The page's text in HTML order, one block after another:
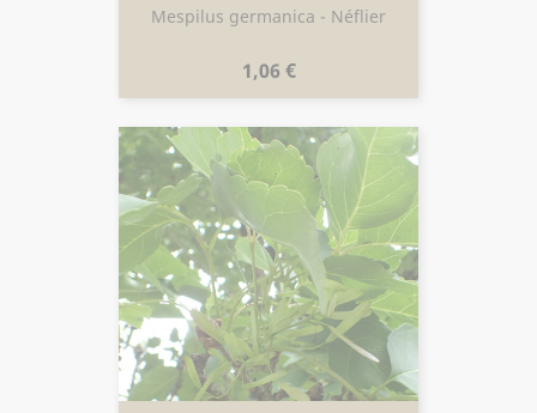
Mespilus germanica - Néflier
Prix
1,06 €